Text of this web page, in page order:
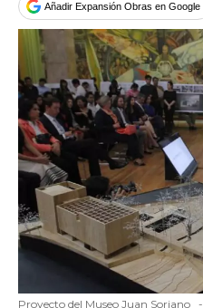
Añadir Expansión Obras en Google
Proyecto del Museo Juan Soriano -